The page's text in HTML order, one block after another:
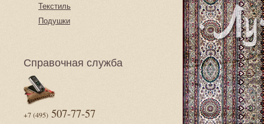
Текстиль
Подушки
Справочная служба
+7 (495) 507-77-57